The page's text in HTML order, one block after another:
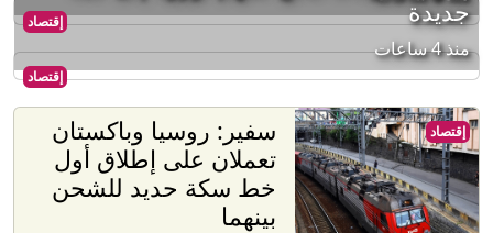
إقتصاد
إقتصاد
جديدة
منذ 4 ساعات
سفير: روسيا وباكستان
تعملان على إطلاق أول
خط سكة حديد للشحن
بينهما
إقتصاد